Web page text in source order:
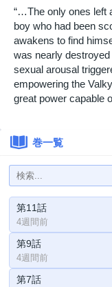
“…The only ones left
boy who had been
awakens to find
was nearly
sexual arousal
empowering the
great power capable
巻一覧
第11話
4週間前
第9話
4週間前
第7話